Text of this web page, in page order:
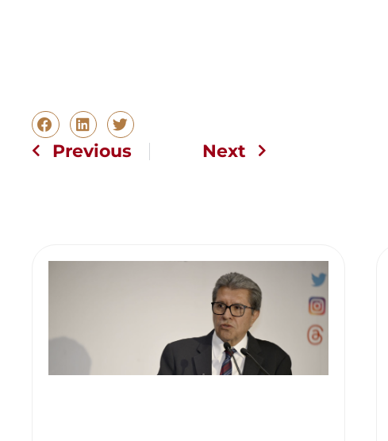
Previous Next